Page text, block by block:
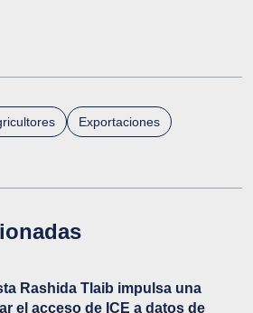
Exportaciones
Rashida Tlaib impulsa una
el acceso de ICE a datos de